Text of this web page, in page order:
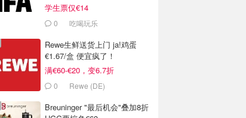
学生票仅€14
0 吃喝玩乐
Rewe生鲜送货上门 ja!鸡蛋
€1.67/盒 便宜疯了！
满€60-€20，变6.7折
0 Rewe (DE)
Breuninger "最后机会"叠加8折